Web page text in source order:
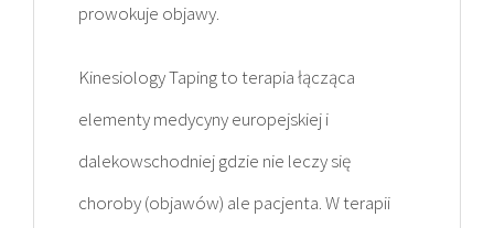
prowokuje objawy.
Kinesiology Taping to terapia łącząca
elementy medycyny europejskiej i
dalekowschodniej gdzie nie leczy się
choroby (objawów) ale pacjenta. W terapii